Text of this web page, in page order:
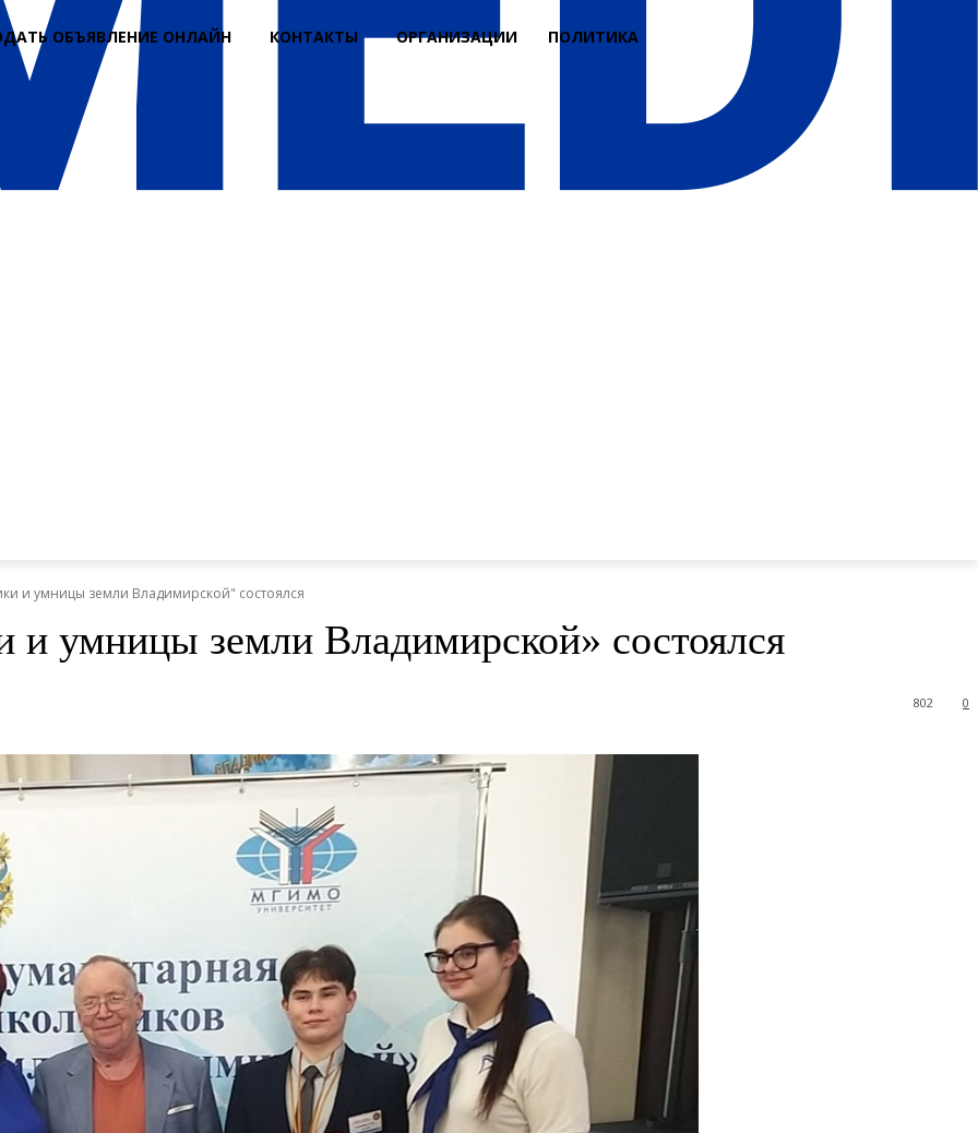
ОБЪЯВЛЕНИЕ ОНЛАЙН КОНТАКТЫ ОРГАНИЗАЦИИ ПОЛИТИКА
и умницы земли Владимирской" состоялся
умницы земли Владимирской» состоялся
0
802